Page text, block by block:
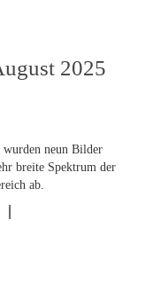
2025
neun Bilder
breite Spektrum der
ab.